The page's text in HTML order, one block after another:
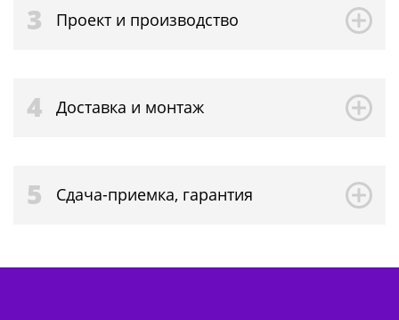
3 Проект и производство
4 Доставка и монтаж
5 Сдача-приемка, гарантия